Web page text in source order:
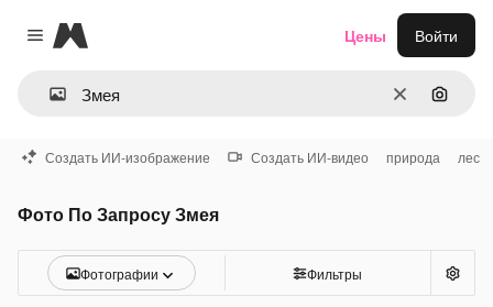
Close menu
Magnific
ОчиститьПоиск
Цены Войти
Создать ИИ-изображение Создать ИИ-видео природа лес
Фото По Запросу Змея
Фотографии Фильтры